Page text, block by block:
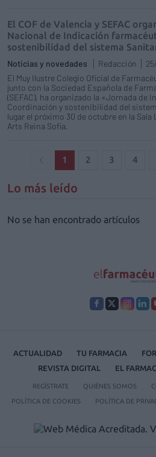
El COF de Valencia y SEFAC
Nacional de Indicación
sostenibilidad del sistema
Noticias y novedades Redacción
El Muy Ilustre Colegio Oficial de
junto con la Sociedad Española de
(SEFAC), ha organizado la «Jornada de
Coordinación y sostenibilidad del
lugar el próximo 30 de octubre en la Sala
Arts Reina Sofia.
1 2 3 4
Lo más leído
No se han encontrado artículos
ACTUALIDAD TU FARMACIA
REVISTA DIGITAL
EL
REGÍSTRATE QUIÉNES SOMOS
POLÍTICA DE COOKIES POLÍTICA DE